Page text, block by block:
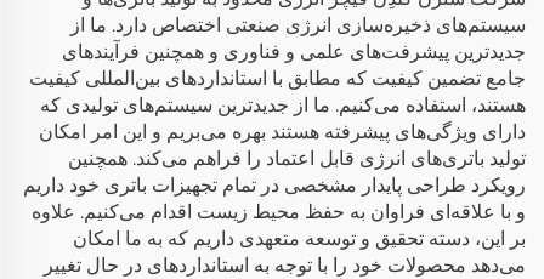
سیستم‌های ذخیره‌سازی انرژی صنعتی اختصاص دارد. ما از
جدیدترین پیشرفت‌های علمی و فناوری و همچنین فرآیندهای
جامع تضمین کیفیت که مطابق با استانداردهای بین‌المللی کیفیت
هستند، استفاده می‌کنیم. ما از جدیدترین سیستم‌های تولیدی که
دارای ویژگی‌های پیشرفته هستند بهره می‌بریم و این امر امکان
تولید باتری‌های انرژی قابل اعتماد را فراهم می‌کند. همچنین
رویکرد طراحی پایدار مشخصی در تمام تجهیزات باتری خود داریم
و با علاقه‌ای فراوان به حفظ محیط زیست اقدام می‌کنیم. علاوه
بر این، دسته تحقیق و توسعه متعهدی داریم که به ما امکان
می‌دهد محصولات خود را با توجه به استانداردهای در حال تغییر